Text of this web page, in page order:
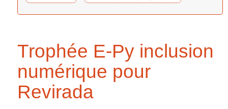
Trophée E-Py inclusion
numérique pour
Revirada